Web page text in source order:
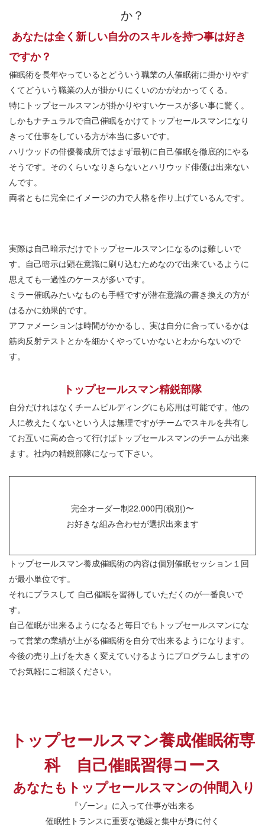
か？
あなたは全く新しい自分のスキルを持つ事は好き
ですか？
催眠術を長年やっているとどういう職業の人催眠術に掛かりやす
くてどういう職業の人が掛かりにくいのかがわかってくる。
特にトップセールスマンが掛かりやすいケースが多い事に驚く。
しかもナチュラルで自己催眠をかけてトップセールスマンになり
きって仕事をしている方が本当に多いです。
ハリウッドの俳優養成所ではまず最初に自己催眠を徹底的にやる
そうです。そのくらいなりきらないとハリウッド俳優は出来ない
んです。
両者ともに完全にイメージの力で人格を作り上げているんです。
実際は自己暗示だけでトップセールスマンになるのは難しいで
す。自己暗示は顕在意識に刷り込むためなので出来ているように
思えても一過性のケースが多いです。
ミラー催眠みたいなものも手軽ですが潜在意識の書き換えの方が
はるかに効果的です。
アファメーションは時間がかかるし、実は自分に合っているかは
筋肉反射テストとかを細かくやっていかないとわからないので
す。
トップセールスマン精鋭部隊
自分だけれはなくチームビルディングにも応用は可能です。他の
人に教えたくないという人は無理ですがチームでスキルを共有し
てお互いに高め合って行けばトップセールスマンのチームが出来
ます。社内の精鋭部隊になって下さい。
完全オーダー制22.000円(税別)〜
お好きな組み合わせが選択出来ます
トップセールスマン養成催眠術の内容は個別催眠セッション１回
が最小単位です。
それにプラスして 自己催眠を習得していただくのが一番良いで
す。
自己催眠が出来るようになると毎日でもトップセールスマンにな
って営業の業績が上がる催眠術を自分で出来るようになります。
今後の売り上げを大きく変えていけるようにプログラムしますの
でお気軽にご相談ください。
トップセールスマン養成催眠術専
科 自己催眠習得コース
あなたもトップセールスマンの仲間入り
『ゾーン』に入って仕事が出来る
催眠性トランスに重要な弛緩と集中が身に付く